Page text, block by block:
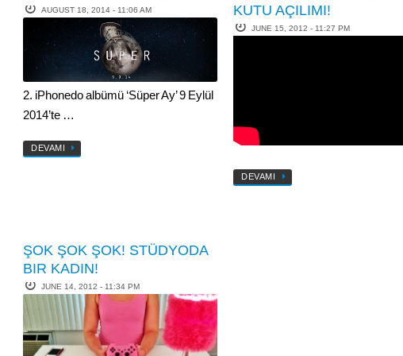
AUGUST 18, 2014 - 11:06 AM
2. iPhonedo albümü ‘Süper Ay’ 9 Eylül
2014’te …
DEVAMI
KUTU AÇILIMI!
JUNE 15, 2012 - 11:27 PM
DEVAMI
ŞOK ŞOK ŞOK! STÜDYODA
BIR KADIN!
JUNE 14, 2012 - 11:34 PM